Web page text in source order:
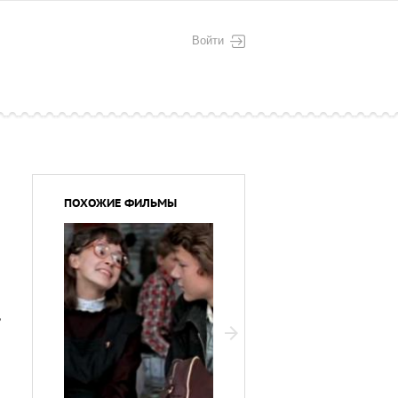
Войти
ПОХОЖИЕ ФИЛЬМЫ